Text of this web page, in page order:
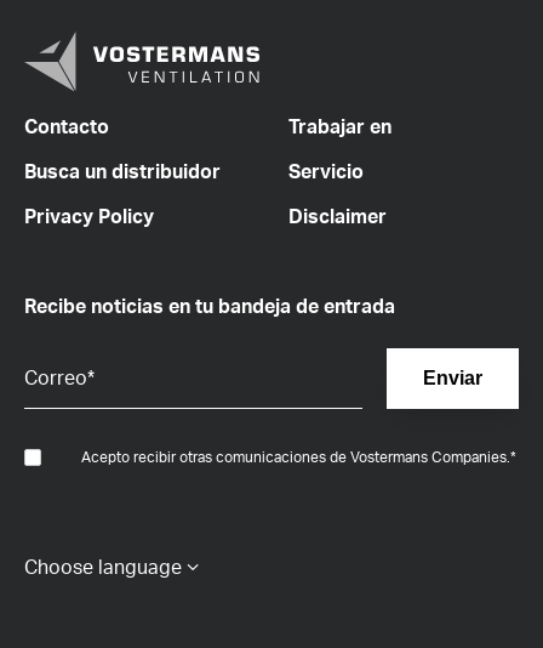
Contacto
Trabajar en
Busca un distribuidor
Servicio
Privacy Policy
Disclaimer
Recibe noticias en tu bandeja de entrada
Acepto recibir otras comunicaciones de Vostermans Companies. *